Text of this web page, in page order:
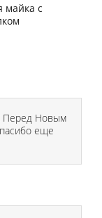
майка с
Перед Новым
еще